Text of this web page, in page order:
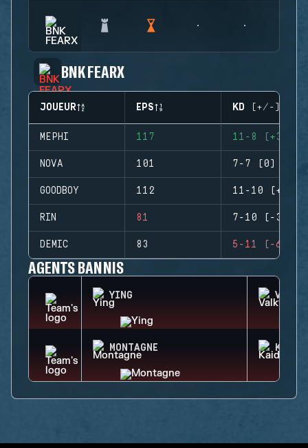
BNK FEARX
JOUEUR EPS KD (+/-)
MEPHI 117 11-8 (+3)
NOVA 101 7-7 (0)
GOODBOY 112 11-10 (+1)
RIN 81 7-10 (-3)
DEMIC 83 5-11 (-6)
AGENTS BANNIS
YING
MONTAGNE KAID